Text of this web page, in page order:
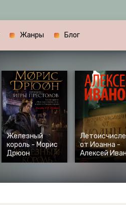
Жанры Блог
Железный
король - Морис
Дрюон
от Иоанна -
Алексей